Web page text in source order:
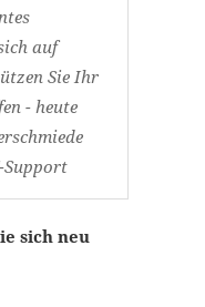
auf
Sie Ihr
- heute
sich neu